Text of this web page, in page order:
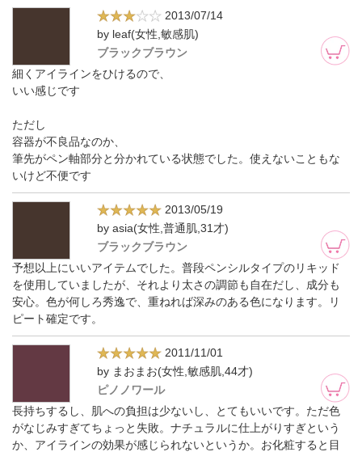
2013/07/14
by leaf(女性,敏感肌)
ブラックブラウン
細くアイラインをひけるので、
いい感じです
ただし
容器が不良品なのか、
筆先がペン軸部分と分かれている状態でした。使えないこともな
いけど不便です
2013/05/19
by asia(女性,普通肌,31才)
ブラックブラウン
予想以上にいいアイテムでした。普段ペンシルタイプのリキッド
を使用していましたが、それより太さの調節も自在だし、成分も
安心。色が何しろ秀逸で、重ねれば深みのある色になります。リ
ピート確定です。
2011/11/01
by まおまお(女性,敏感肌,44才)
ピノノワール
長持ちするし、肌への負担は少ないし、とてもいいです。ただ色
がなじみすぎてちょっと失敗。ナチュラルに仕上がりすぎという
か、アイラインの効果が感じられないというか。お化粧すると目